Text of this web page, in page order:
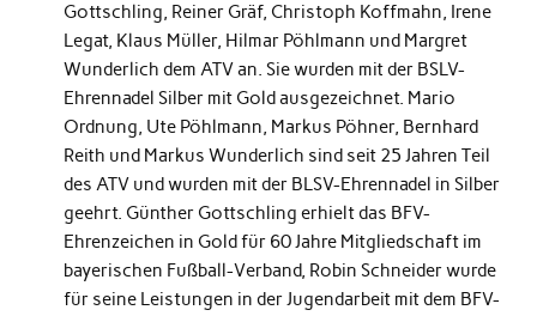
Gottschling, Reiner Gräf, Christoph Koffmahn, Irene
Legat, Klaus Müller, Hilmar Pöhlmann und Margret
Wunderlich dem ATV an. Sie wurden mit der BSLV-
Ehrennadel Silber mit Gold ausgezeichnet. Mario
Ordnung, Ute Pöhlmann, Markus Pöhner, Bernhard
Reith und Markus Wunderlich sind seit 25 Jahren Teil
des ATV und wurden mit der BLSV-Ehrennadel in Silber
geehrt. Günther Gottschling erhielt das BFV-
Ehrenzeichen in Gold für 60 Jahre Mitgliedschaft im
bayerischen Fußball-Verband, Robin Schneider wurde
für seine Leistungen in der Jugendarbeit mit dem BFV-